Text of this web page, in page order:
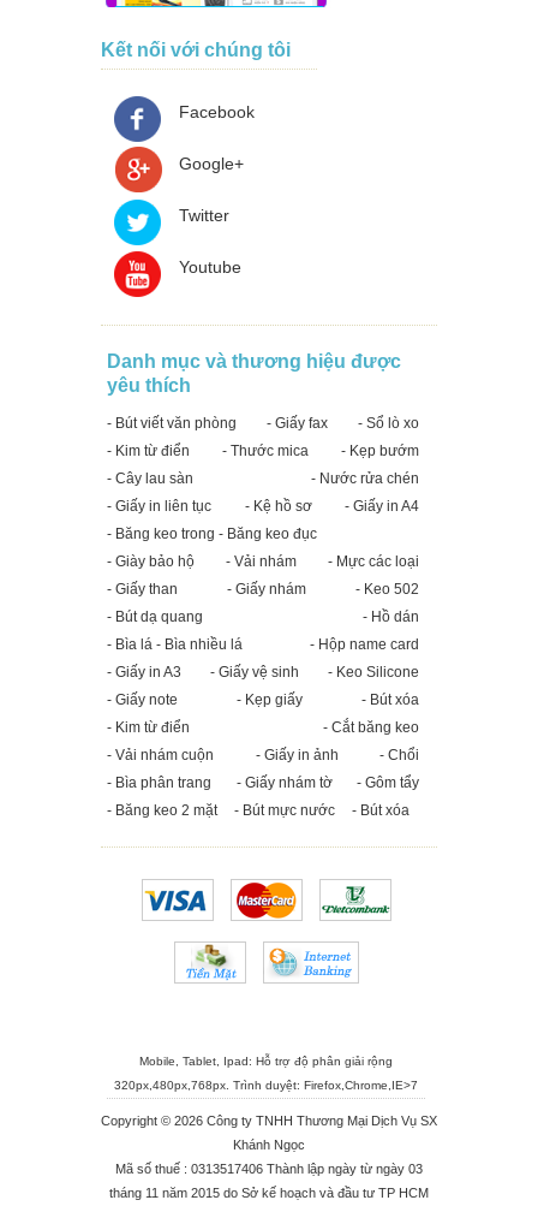
Kết nối với chúng tôi
Facebook
Google+
Twitter
Youtube
Danh mục và thương hiệu được
yêu thích
- Bút viết văn phòng - Giấy fax
- Sổ lò xo
- Kim từ điển
- Thước mica
- Kẹp bướm
- Cây lau sàn
- Nước rửa chén
- Giấy in liên tục
- Kệ hồ sơ
- Giấy in A4
- Băng keo trong - Băng keo đục
- Giày bảo hộ
- Vải nhám
- Mực các loại
- Giấy than
- Giấy nhám
- Keo 502
- Bút dạ quang
- Hồ dán
- Bìa lá - Bìa nhiều lá
- Hộp name card
- Giấy in A3
- Giấy vệ sinh
- Keo Silicone
- Giấy note
- Kẹp giấy
- Bút xóa
- Kim từ điển
- Cắt băng keo
- Vải nhám cuộn
- Giấy in ảnh
- Chổi
- Bìa phân trang
- Giấy nhám tờ
- Gôm tẩy
- Băng keo 2 mặt
- Bút mực nước - Bút xóa
Mobile, Tablet, Ipad: Hỗ trợ độ phân giải rộng
320px,480px,768px. Trình duyệt: Firefox Chrome IE>7
Copyright © 2026 Công ty TNHH Thương Mại Dịch Vụ SX
Khánh Ngọc
Mã số thuế : 0313517406 Thành lập ngày từ ngày 03
tháng 11 năm 2015 do Sở kế hoạch và đầu tư TP HCM